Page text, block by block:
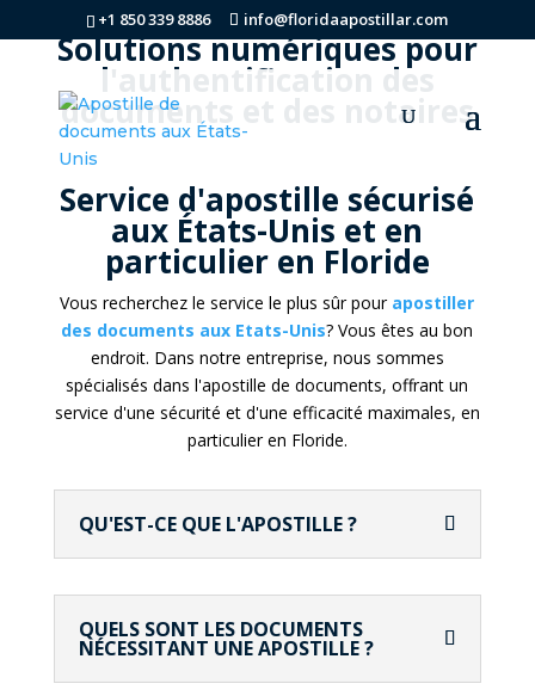
+1 850 339 8886 info@floridaapostillar.com
Solutions numériques pour
l'authentification des
documents et des notaires
Service d'apostille sécurisé
aux États-Unis et en
particulier en Floride
Vous recherchez le service le plus sûr pour apostiller
des documents aux Etats-Unis? Vous êtes au bon
endroit. Dans notre entreprise, nous sommes
spécialisés dans l'apostille de documents, offrant un
service d'une sécurité et d'une efficacité maximales, en
particulier en Floride.
QU'EST-CE QUE L'APOSTILLE ?
QUELS SONT LES DOCUMENTS
NÉCESSITANT UNE APOSTILLE ?